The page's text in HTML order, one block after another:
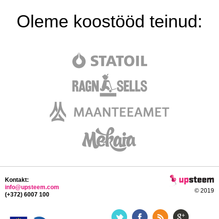
Oleme koostööd teinud:
© 2019
Kontakt:
info@upsteem.com
(+372) 6007 100